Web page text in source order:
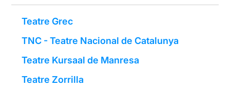
Teatre Grec
TNC - Teatre Nacional de Catalunya
Teatre Kursaal de Manresa
Teatre Zorrilla